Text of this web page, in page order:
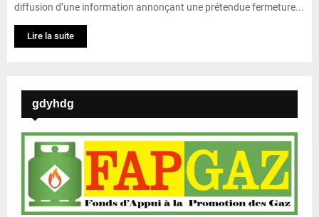
diffusion d’une information annonçant une prétendue fermeture...
Lire la suite
gdyhdg